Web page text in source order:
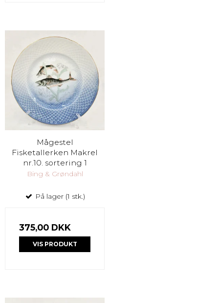
Mågestel
Fisketallerken Makrel
nr.10. sortering 1
Bing & Grøndahl
På lager (1 stk.)
375,00 DKK
VIS PRODUKT